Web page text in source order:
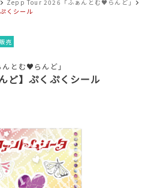
Zepp Tour 2026「ふぁんとむ♥らんど」
くシール
売
とむ♥らんど」
ど】ぷくぷくシール